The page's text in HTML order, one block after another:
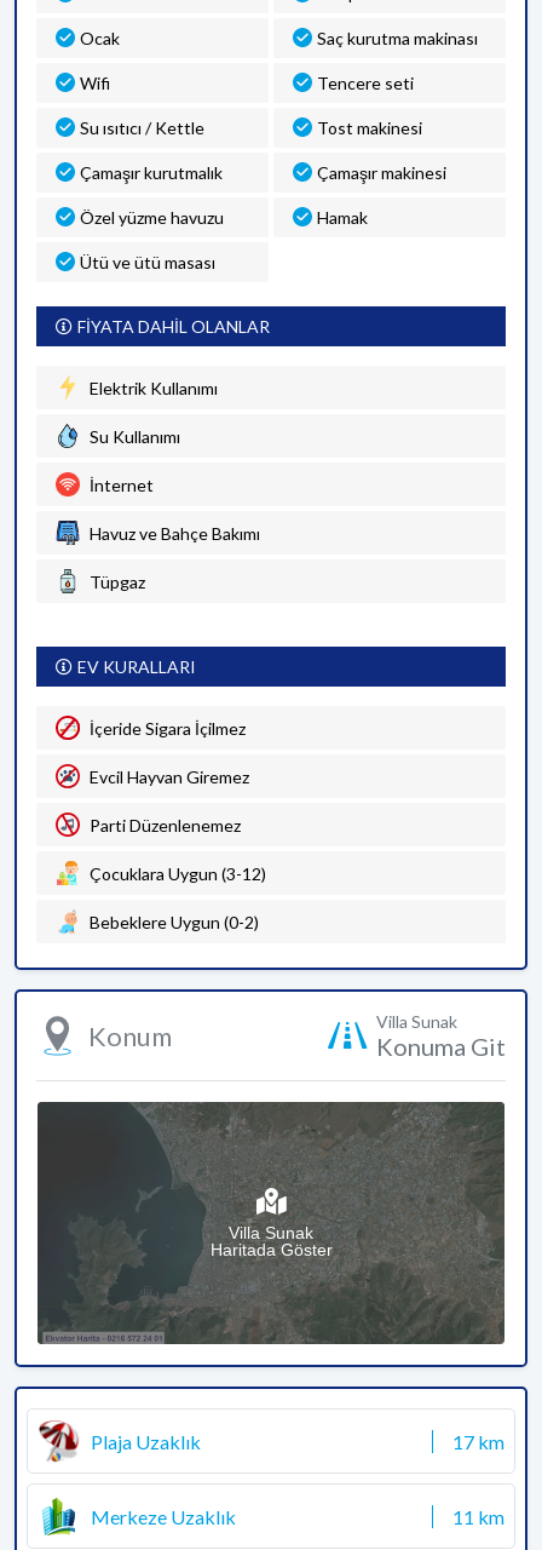
Ocak Saç kurutma makinası
Wifi Tencere seti
Su ısıtıcı / Kettle Tost makinesi
Çamaşır kurutmalık Çamaşır makinesi
Özel yüzme havuzu Hamak
Ütü ve ütü masası
FİYATA DAHİL OLANLAR
Elektrik Kullanımı
Su Kullanımı
İnternet
Havuz ve Bahçe Bakımı
Tüpgaz
EV KURALLARI
İçeride Sigara İçilmez
Evcil Hayvan Giremez
Parti Düzenlenemez
Çocuklara Uygun (3-12)
Bebeklere Uygun (0-2)
Konum Villa Sunak
Konuma Git
Villa Sunak
Haritada Göster
Plaja Uzaklık 17 km
Merkeze Uzaklık 11 km